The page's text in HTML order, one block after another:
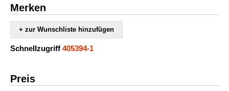
Merken
+ zur Wunschliste hinzufügen
Schnellzugriff 405394-1
Preis